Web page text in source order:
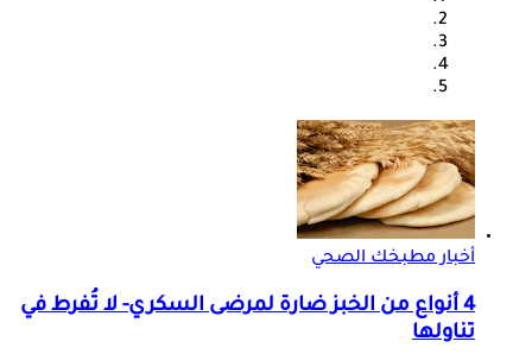
أخبار مطبخك الصحي
4 أنواع من الخبز ضارة لمرضى السكري- لا تُفرط في
تناولها